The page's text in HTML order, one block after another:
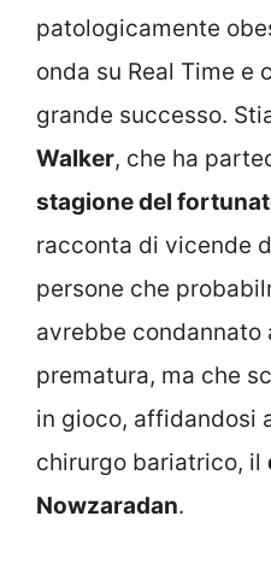
patologicamente
onda su Real Time e
grande successo.
Walker, che ha
stagione del
racconta di vicende
persone che
avrebbe condannato
prematura, ma che
in gioco, affidandosi
chirurgo bariatrico, il
Nowzaradan.